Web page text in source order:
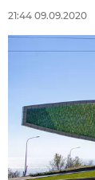
21:44 09.09.2020